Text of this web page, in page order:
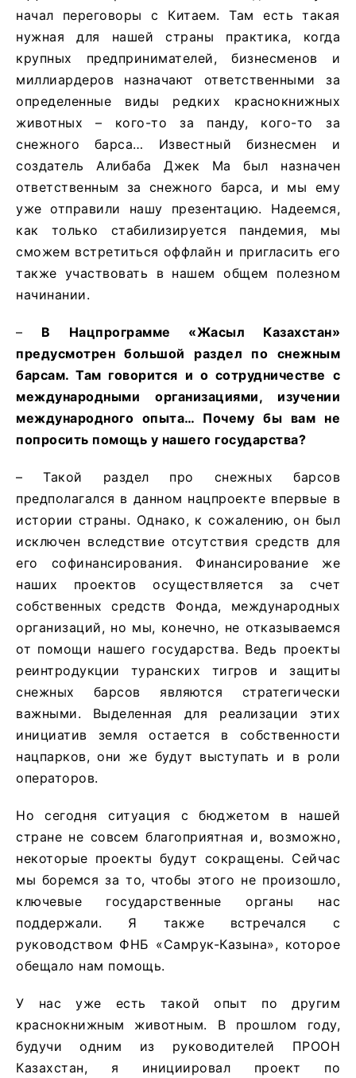
начал переговоры с Китаем. Там есть такая
нужная для нашей страны практика, когда
крупных предпринимателей, бизнесменов и
миллиардеров назначают ответственными за
определенные виды редких краснокнижных
животных – кого-то за панду, кого-то за
снежного барса… Известный бизнесмен и
создатель Алибаба Джек Ма был назначен
ответственным за снежного барса, и мы ему
уже отправили нашу презентацию. Надеемся,
как только стабилизируется пандемия, мы
сможем встретиться оффлайн и пригласить его
также участвовать в нашем общем полезном
начинании.
– В Нацпрограмме «Жасыл Казахстан»
предусмотрен большой раздел по снежным
барсам. Там говорится и о сотрудничестве с
международными организациями, изучении
международного опыта… Почему бы вам не
попросить помощь у нашего государства?
– Такой раздел про снежных барсов
предполагался в данном нацпроекте впервые в
истории страны. Однако, к сожалению, он был
исключен вследствие отсутствия средств для
его софинансирования. Финансирование же
наших проектов осуществляется за счет
собственных средств Фонда, международных
организаций, но мы, конечно, не отказываемся
от помощи нашего государства. Ведь проекты
реинтродукции туранских тигров и защиты
снежных барсов являются стратегически
важными. Выделенная для реализации этих
инициатив земля остается в собственности
нацпарков, они же будут выступать и в роли
операторов.
Но сегодня ситуация с бюджетом в нашей
стране не совсем благоприятная и, возможно,
некоторые проекты будут сокращены. Сейчас
мы боремся за то, чтобы этого не произошло,
ключевые государственные органы нас
поддержали. Я также встречался с
руководством ФНБ «Самрук-Казына», которое
обещало нам помощь.
У нас уже есть такой опыт по другим
краснокнижным животным. В прошлом году,
будучи одним из руководителей ПРООН
Казахстан, я инициировал проект по